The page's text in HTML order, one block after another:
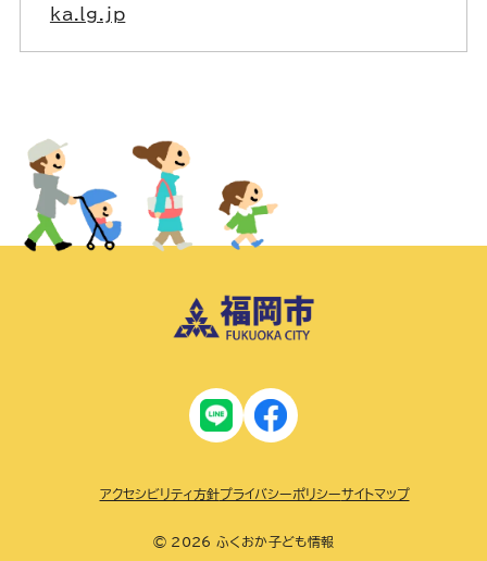
ka.lg.jp
© 2026 ふくおか子ども情報
アクセシビリティ方針プライバシーポリシーサイトマップ